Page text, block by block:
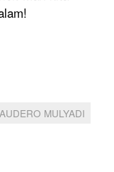
MULYADI